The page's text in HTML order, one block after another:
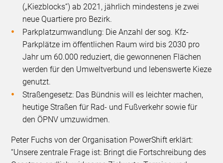
(„Kiezblocks“) ab 2021, jährlich mindestens je zwei
neue Quartiere pro Bezirk.
Parkplatzumwandlung: Die Anzahl der sog. Kfz-
Parkplätze im öffentlichen Raum wird bis 2030 pro
Jahr um 60.000 reduziert, die gewonnenen Flächen
werden für den Umweltverbund und lebenswerte Kieze
genutzt.
Straßengesetz: Das Bündnis will es leichter machen,
heutige Straßen für Rad- und Fußverkehr sowie für
den ÖPNV umzuwidmen.
Peter Fuchs von der Organisation PowerShift erklärt:
“Unsere zentrale Frage ist: Bringt die Fortschreibung des